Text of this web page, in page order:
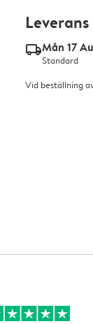
Leverans
delivery_standard_v2Mån 17
Standard
Vid beställning